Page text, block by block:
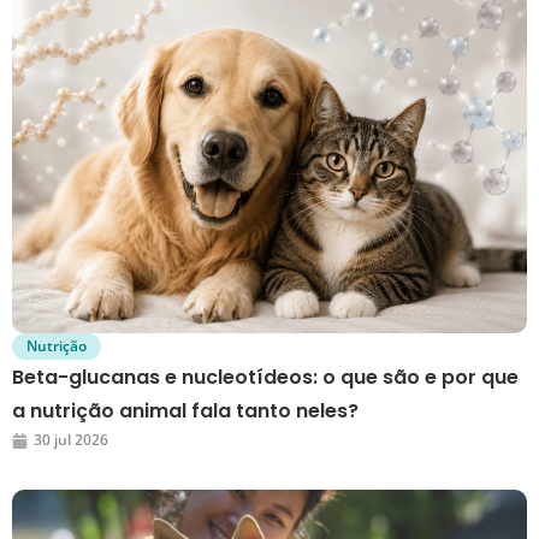
Nutrição
Beta-glucanas e nucleotídeos: o que são e por que
a nutrição animal fala tanto neles?
30 jul 2026